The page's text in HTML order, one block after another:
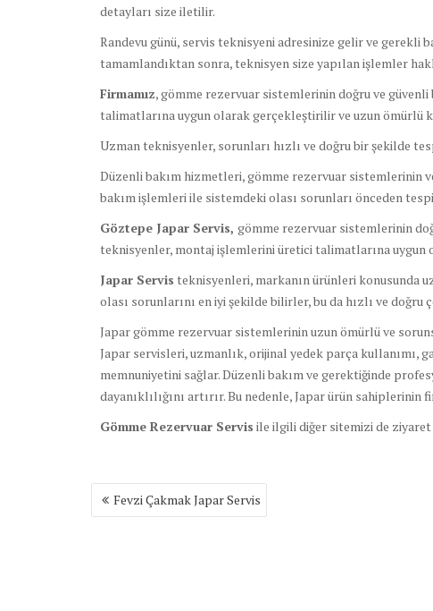
detayları size iletilir.
Randevu günü, servis teknisyeni adresinize gelir ve gerekli
tamamlandıktan sonra, teknisyen size yapılan işlemler
Firmamız, gömme rezervuar sistemlerinin doğru ve
talimatlarına uygun olarak gerçekleştirilir ve uzun ömürlü
Uzman teknisyenler, sorunları hızlı ve doğru bir şekilde
Düzenli bakım hizmetleri, gömme rezervuar sistemlerinin
bakım işlemleri ile sistemdeki olası sorunları önceden
Göztepe Japar Servis, gömme rezervuar sistemlerinin
teknisyenler, montaj işlemlerini üretici talimatlarına uygun
Japar Servis teknisyenleri, markanın ürünleri konusunda
olası sorunlarını en iyi şekilde bilirler, bu da hızlı ve doğru
Japar gömme rezervuar sistemlerinin uzun ömürlü ve
Japar servisleri, uzmanlık, orijinal yedek parça kullanımı,
memnuniyetini sağlar. Düzenli bakım ve gerektiğinde
dayanıklılığını artırır. Bu nedenle, Japar ürün
Gömme Rezervuar Servis ile ilgili diğer sitemizi de
Yazı
gezinmesi
Fevzi Çakmak Japar Servis